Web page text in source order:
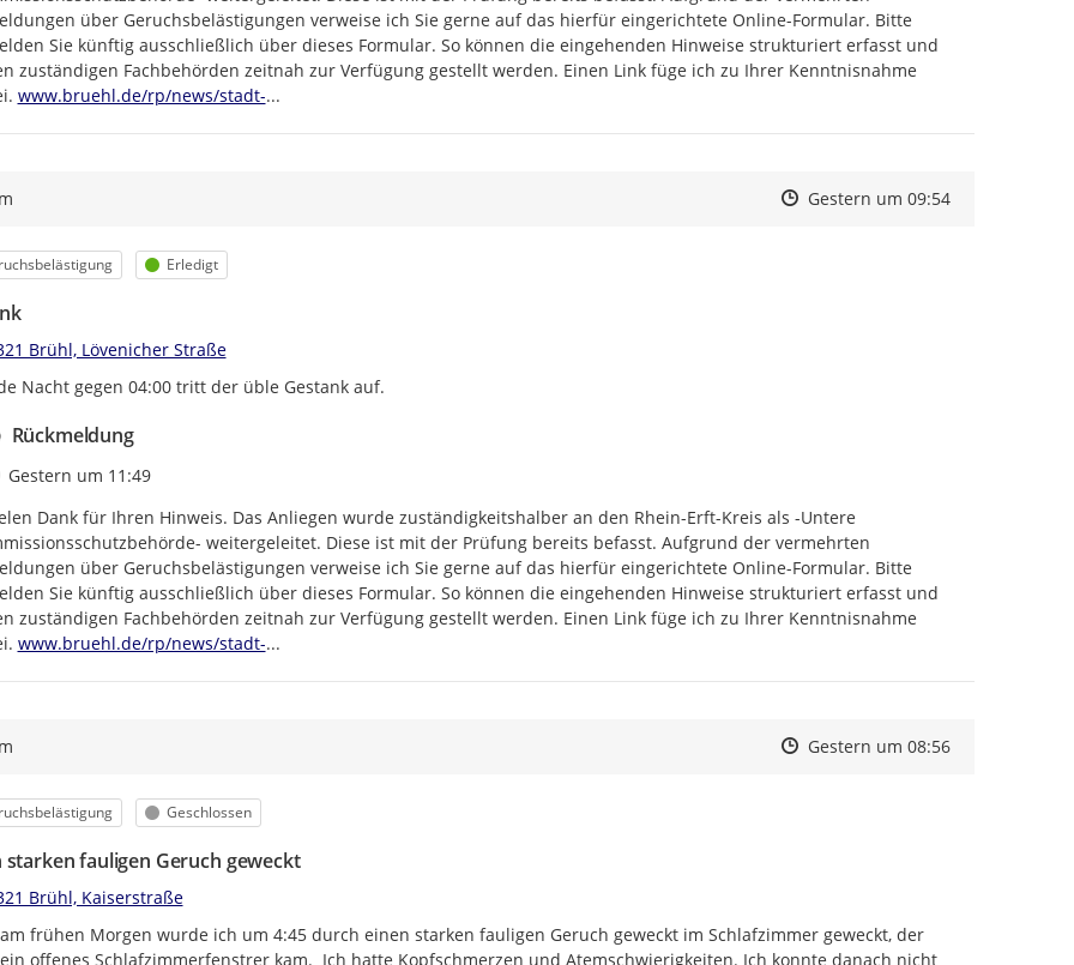
über Geruchsbelästigungen verweise ich Sie gerne auf das hierfür eingerichtete Online-Formular. Bitte
Sie künftig ausschließlich über dieses Formular. So können die eingehenden Hinweise strukturiert erfasst und
zuständigen Fachbehörden zeitnah zur Verfügung gestellt werden. Einen Link füge ich zu Ihrer Kenntnisnahme
https://
www.bruehl.de/rp/news/stadt-bruehl-richtet-online-formular-fuer-meldungen-zu-geruchsbelaestigungen-ein.php
...
Zeitpunkt des Erstellens
Zeitpunkt des Erstellens
Gestern um 09:54Zur Äußerung
Status
Erledigt
Brühl, Lövenicher Straße
Nacht gegen 04:00 tritt der üble Gestank auf.
Rückmeldung
Zeitpunkt des Erstellens
Gestern um 11:49
Dank für Ihren Hinweis. Das Anliegen wurde zuständigkeitshalber an den Rhein-Erft-Kreis als -Untere
weitergeleitet. Diese ist mit der Prüfung bereits befasst. Aufgrund der vermehrten
über Geruchsbelästigungen verweise ich Sie gerne auf das hierfür eingerichtete Online-Formular. Bitte
Sie künftig ausschließlich über dieses Formular. So können die eingehenden Hinweise strukturiert erfasst und
zuständigen Fachbehörden zeitnah zur Verfügung gestellt werden. Einen Link füge ich zu Ihrer Kenntnisnahme
https://
www.bruehl.de/rp/news/stadt-bruehl-richtet-online-formular-fuer-meldungen-zu-geruchsbelaestigungen-ein.php
...
Zeitpunkt des Erstellens
Zeitpunkt des Erstellens
Gestern um 08:56Zur Äußerung
Status
Geschlossen
starken fauligen Geruch geweckt
Brühl, Kaiserstraße
frühen Morgen wurde ich um 4:45 durch einen starken fauligen Geruch geweckt im Schlafzimmer geweckt, der
offenes Schlafzimmerfenstrer kam.  Ich hatte Kopfschmerzen und Atemschwierigkeiten. Ich konnte danach nicht